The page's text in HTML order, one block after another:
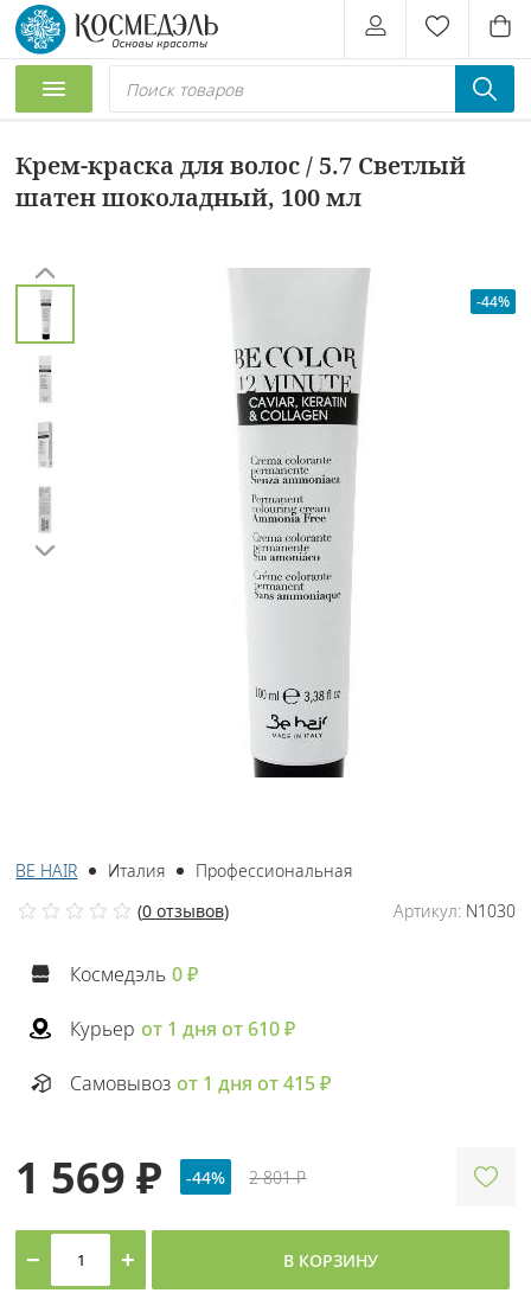
Крем-краска для волос / 5.7 Светлый
шатен шоколадный, 100 мл
-44%
BE HAIR Италия
Профессиональная
Артикул:N1030
(0 отзывов)
Космедэль 0 ₽
Курьер от 1 дня от 610 ₽
Самовывоз от 1 дня от 415 ₽
1 569 ₽ -44% 2 801 ₽
− + В КОРЗИНУ